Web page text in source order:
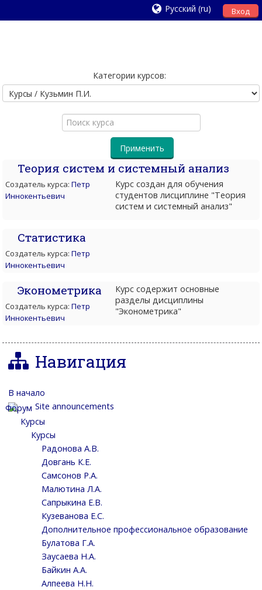
Вход
Русский ‎(ru)‎
Категории курсов:
Поиск
курса
Применить
Теория систем и системный анализ
Курс создан для обучения
студентов лисциплине "Теория
систем и системный анализ"
Создатель курса:Петр
Иннокентьевич
Статистика
Создатель курса:Петр
Иннокентьевич
Эконометрика
Курс содержит основные
разделы дисциплины
"Эконометрика"
Создатель курса:Петр
Иннокентьевич
Навигация
В начало
Site announcements
Курсы
Курсы
Радонова А.В.
Довгань К.Е.
Самсонов Р.А.
Малютина Л.А.
Сапрыкина Е.В.
Кузеванова Е.С.
Дополнительное профессиональное образование
Булатова Г.А.
Заусаева Н.А.
Байкин А.А.
Алпеева Н.Н.